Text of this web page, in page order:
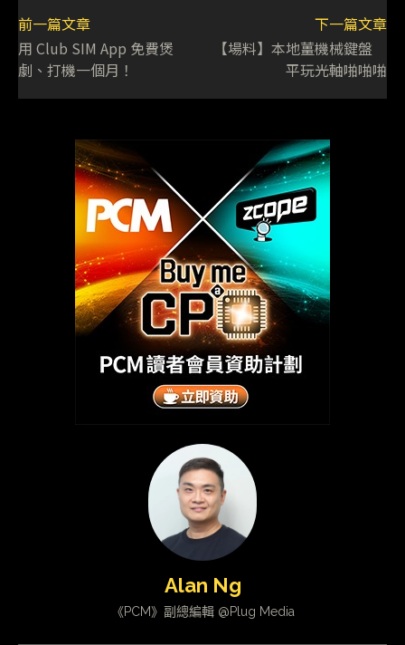
前一篇文章
用 Club SIM App 免費煲
劇、打機一個月！
下一篇文章
【場料】本地薑機械鍵盤
平玩光軸啪啪啪
Alan Ng
《PCM》副總編輯 @Plug Media